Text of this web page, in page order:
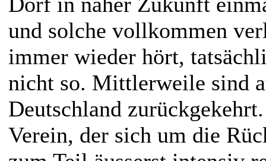
und solche vollkommen
immer wieder hört,
nicht so. Mittlerweile sind
Deutschland
Verein, der sich um die